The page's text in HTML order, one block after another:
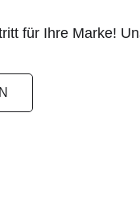
für Ihre Marke!